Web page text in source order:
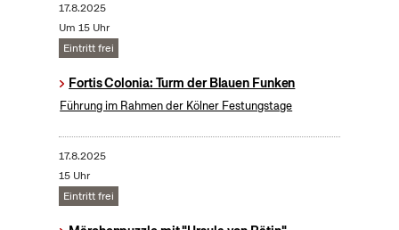
17.8.2025
Um 15 Uhr
Eintritt frei
Fortis Colonia: Turm der Blauen Funken
Führung im Rahmen der Kölner Festungstage
17.8.2025
15 Uhr
Eintritt frei